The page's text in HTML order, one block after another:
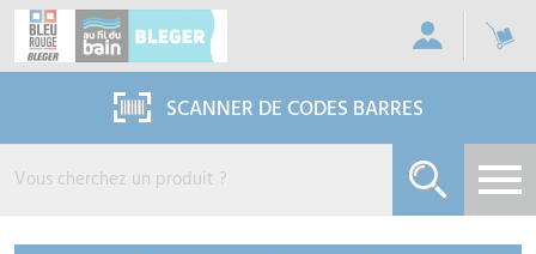
SCANNER DE CODES BARRES
Panneau de gestion des cookies